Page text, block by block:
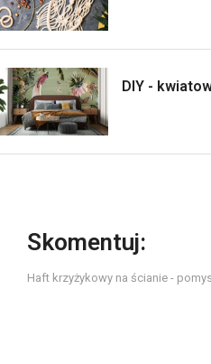
DIY -
Skomentuj:
Haft krzyżykowy na ścianie -